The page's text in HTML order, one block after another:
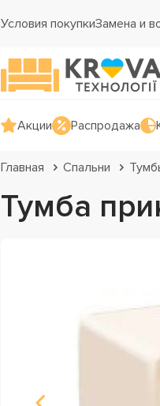
Условия покупкиЗамена и
Акции Распродажа
Главная Спальни
Тумба